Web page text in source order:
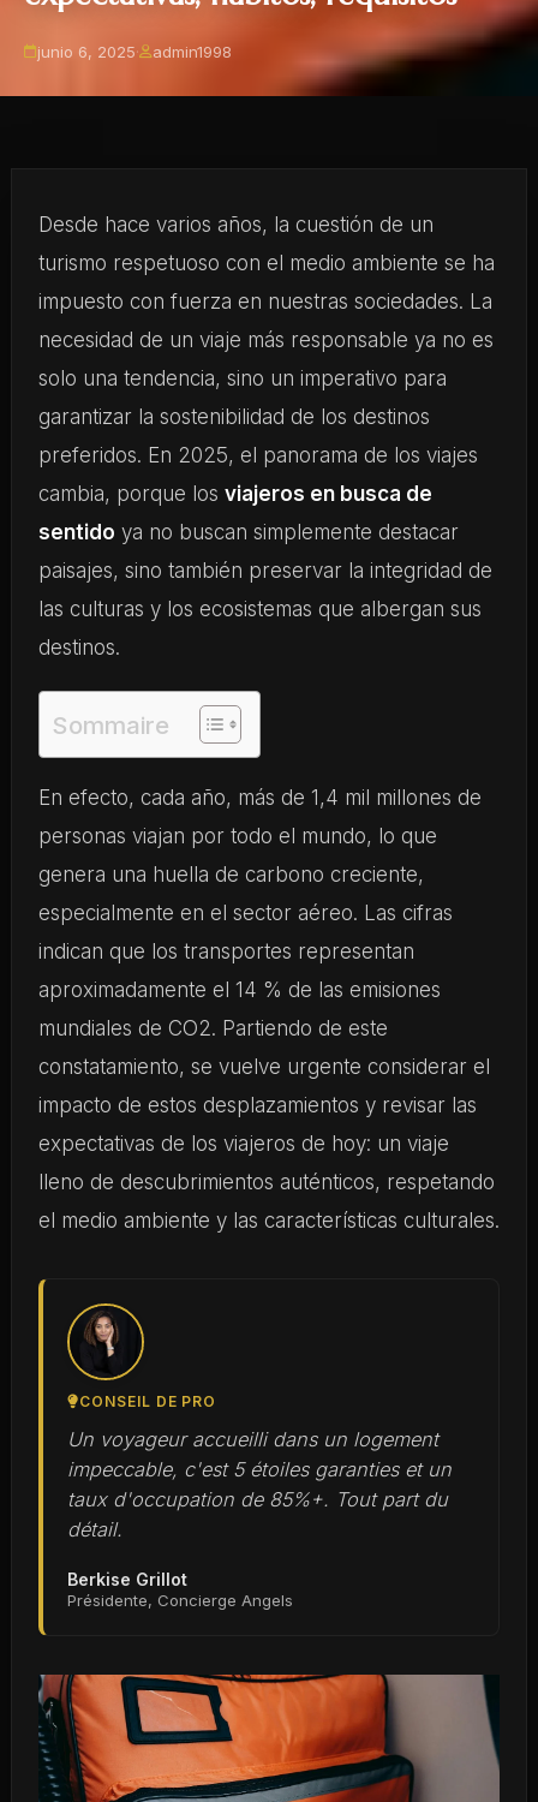
junio 6, 2025· admin1998
Desde hace varios años, la cuestión de un
turismo respetuoso con el medio ambiente se ha
impuesto con fuerza en nuestras sociedades. La
necesidad de un viaje más responsable ya no es
solo una tendencia, sino un imperativo para
garantizar la sostenibilidad de los destinos
preferidos. En 2025, el panorama de los viajes
cambia, porque los viajeros en busca de
sentido ya no buscan simplemente destacar
paisajes, sino también preservar la integridad de
las culturas y los ecosistemas que albergan sus
destinos.
Sommaire
En efecto, cada año, más de 1,4 mil millones de
personas viajan por todo el mundo, lo que
genera una huella de carbono creciente,
especialmente en el sector aéreo. Las cifras
indican que los transportes representan
aproximadamente el 14 % de las emisiones
mundiales de CO2. Partiendo de este
constatamiento, se vuelve urgente considerar el
impacto de estos desplazamientos y revisar las
expectativas de los viajeros de hoy: un viaje
lleno de descubrimientos auténticos, respetando
el medio ambiente y las características culturales.
CONSEIL DE PRO
Un voyageur accueilli dans un logement
impeccable, c'est 5 étoiles garanties et un
taux d'occupation de 85%+. Tout part du
détail.
Berkise Grillot
Présidente, Concierge Angels